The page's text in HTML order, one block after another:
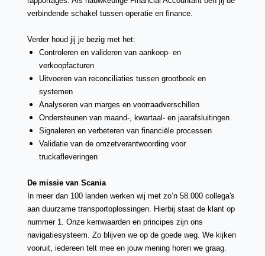
verbindende schakel tussen operatie en finance.
Verder houd jij je bezig met het:
Controleren en valideren van aankoop- en
verkoopfacturen
Uitvoeren van reconciliaties tussen grootboek en
systemen
Analyseren van marges en voorraadverschillen
Ondersteunen van maand-, kwartaal- en jaarafsluitingen
Signaleren en verbeteren van financiële processen
Validatie van de omzetverantwoording voor
truckafleveringen
De missie van Scania
In meer dan 100 landen werken wij met zo’n 58.000 collega's
aan duurzame transportoplossingen. Hierbij staat de klant op
nummer 1. Onze kernwaarden en principes zijn ons
navigatiesysteem. Zo blijven we op de goede weg. We kijken
vooruit, iedereen telt mee en jouw mening horen we graag.